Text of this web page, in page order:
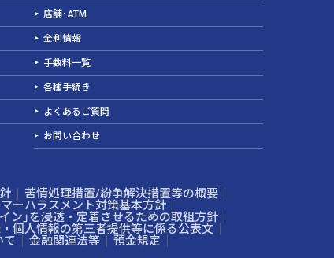
店舗･ATM
金利情報
手数料一覧
各種手続き
よくあるご質問
お問い合わせ
苦情処理措置/紛争解決措置等の概要
ーハラスメント対策基本方針
ン」を浸透・定着させるための取組方針
個人情報の第三者提供等に係る公表文
て 金融関連法等 預金規定